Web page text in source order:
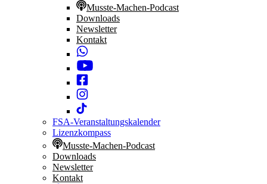
Musste-Machen-Podcast
Downloads
Newsletter
Kontakt
FSA-Veranstaltungskalender
Lizenzkompass
Musste-Machen-Podcast
Downloads
Newsletter
Kontakt